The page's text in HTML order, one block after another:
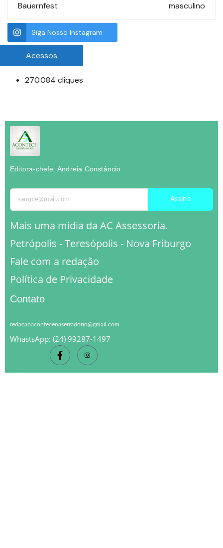
Bauernfest
masculino
Siga Nosso Instagram
Acessos
270.084 cliques
Editora-chefe: Andreia Constâncio
Assine
Mais uma midia da AC Assessoria.
Petrópolis - Teresópolis - Nova Friburgo
Fale com a redação
Política de Privacidade
Contato
redacaoacontecenaserradorio@gmail.com
WhastsApp: (24) 99287-1497